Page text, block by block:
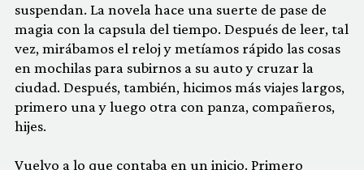
suspendan. La novela hace una suerte de pase de
magia con la capsula del tiempo. Después de leer, tal
vez, mirábamos el reloj y metíamos rápido las cosas
en mochilas para subirnos a su auto y cruzar la
ciudad. Después, también, hicimos más viajes largos,
primero una y luego otra con panza, compañeros,
hijes.
Vuelvo a lo que contaba en un inicio. Primero